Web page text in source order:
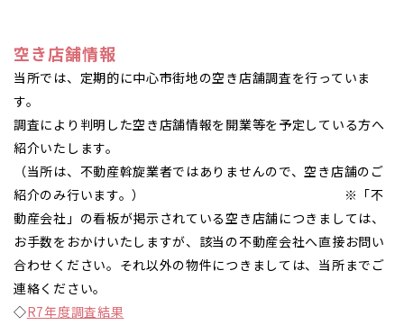
空き店舗情報
当所では、定期的に中心市街地の空き店舗調査を行っていま
す。
調査により判明した空き店舗情報を開業等を予定している方へ
紹介いたします。
（当所は、不動産斡旋業者ではありませんので、空き店舗のご
紹介のみ行います。） ※「不
動産会社」の看板が掲示されている空き店舗につきましては、
お手数をおかけいたしますが、該当の不動産会社へ直接お問い
合わせください。それ以外の物件につきましては、当所までご
連絡ください。
◇R7年度調査結果